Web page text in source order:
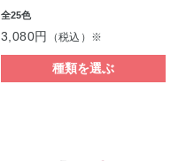
全25色
3,080円 （税込）※
種類を選ぶ